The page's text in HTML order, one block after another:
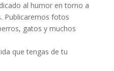
al humor en torno a
Publicaremos fotos
gatos y muchos
que tengas de tu